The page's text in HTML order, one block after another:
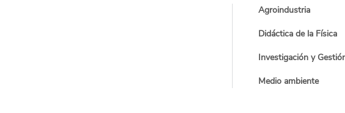
Agroindustria
Didáctica de la Física
Investigación y
Medio ambiente